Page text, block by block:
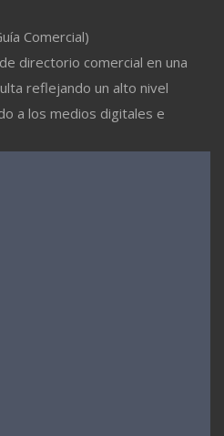
Comercial)
directorio comercial en una
reflejando un alto nivel
a los medios digitales e